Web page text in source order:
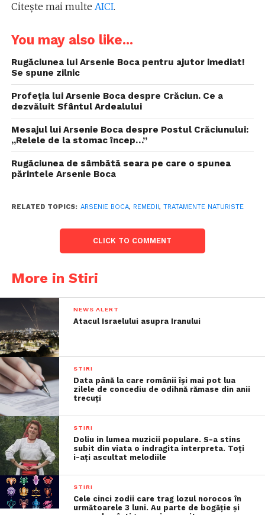
Citește mai multe AICI.
You may also like...
Rugăciunea lui Arsenie Boca pentru ajutor imediat!
Se spune zilnic
Profeția lui Arsenie Boca despre Crăciun. Ce a
dezvăluit Sfântul Ardealului
Mesajul lui Arsenie Boca despre Postul Crăciunului:
„Relele de la stomac încep…”
Rugăciunea de sâmbătă seara pe care o spunea
părintele Arsenie Boca
RELATED TOPICS: ARSENIE BOCA, REMEDII, TRATAMENTE NATURISTE
CLICK TO COMMENT
More in Stiri
NEWS ALERT
Atacul Israelului asupra Iranului
STIRI
Data până la care românii îşi mai pot lua
zilele de concediu de odihnă rămase din anii
trecuţi
STIRI
Doliu in lumea muzicii populare. S-a stins
subit din viata o indragita interpreta. Toți
i-ați ascultat melodiile
STIRI
Cele cinci zodii care trag lozul norocos în
următoarele 3 luni. Au parte de bogăție și